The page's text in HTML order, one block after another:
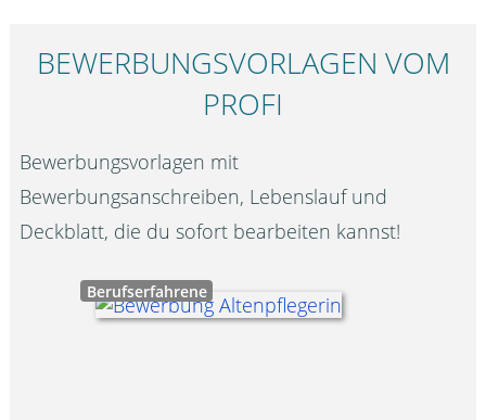
BEWERBUNGS­VORLAGEN VOM
PROFI
Bewerbungsvorlagen mit
Bewerbungsanschreiben, Lebenslauf und
Deckblatt, die du sofort bearbeiten kannst!
Berufserfahrene